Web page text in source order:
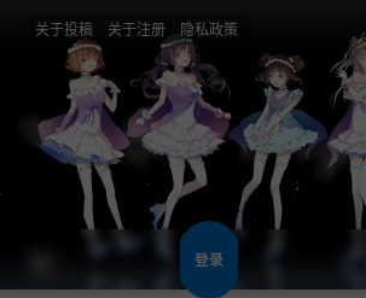
关于投稿 关于注册 隐私政策
登录